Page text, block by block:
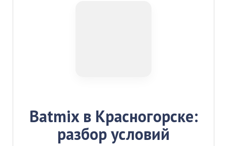
Batmix в Красногорске:
разбор условий